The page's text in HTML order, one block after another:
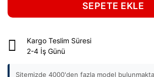
SEPETE EKLE
Kargo Teslim Süresi
2-4 İş Günü
Sitemizde 4000'den fazla model